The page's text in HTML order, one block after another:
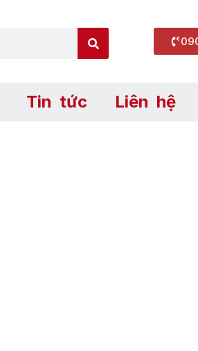
Tin tức Liên hệ